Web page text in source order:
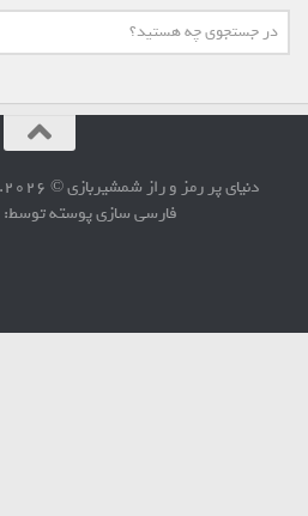
دنیای پر رمز و راز شمشیربازی © 2026. حق کپی رایت محفوظ است.
فارسی سازی پوسته توسط: